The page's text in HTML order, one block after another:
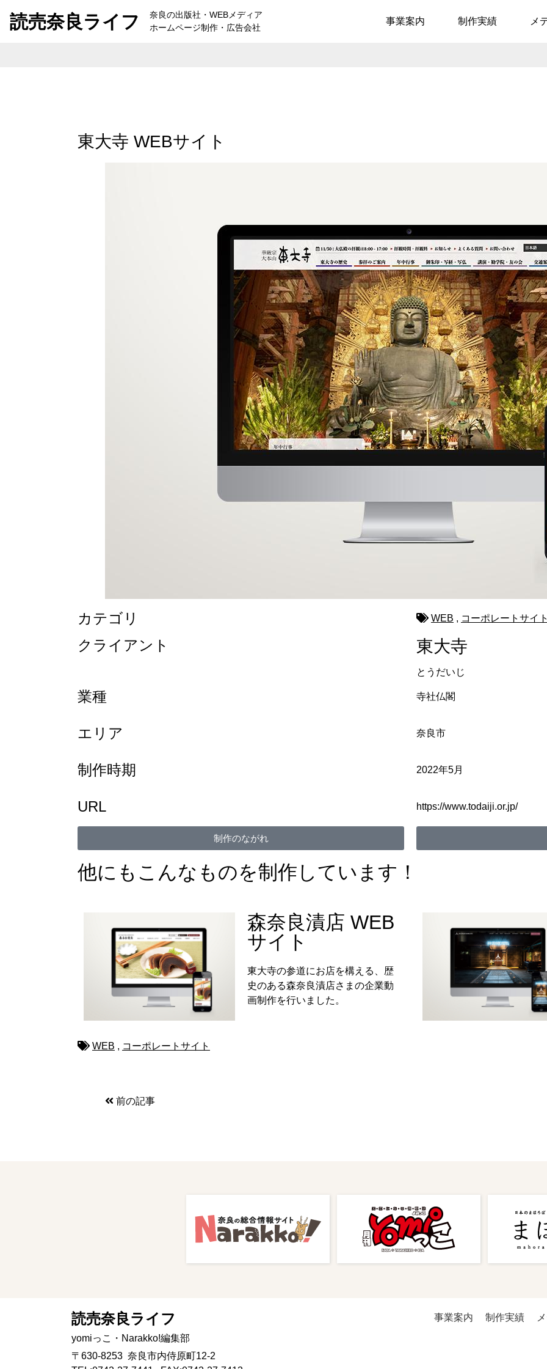
読売奈良ライフ
奈良の出版社・WEBメディア
ホームページ制作・広告会社
事業案内 制作実績 メ
東大寺 WEBサイト
カテゴリ WEB , コーポレートサイ
クライアント 東大寺
とうだいじ
業種 寺社仏閣
エリア 奈良市
制作時期 2022年5月
URL https://www.todaiji.or.jp/
制作のながれ
他にもこんなものを制作しています！
森奈良漬店 WEB
サイト
東大寺の参道にお店を構える、歴
史のある森奈良漬店さまの企業動
画制作を行いました。
WEB , コーポレートサイト
前の記事
読売奈良ライフ
yomiっこ・Narakko!編集部
〒630-8253 奈良市内侍原町12-2
事業案内 制作実績